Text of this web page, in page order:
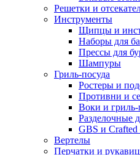
Решетки и
Инструменты
Щипцы и
Наборы для
Прессы для
Шампуры
Гриль-посуда
Ростеры и
Противни и
Воки и гриль-
Разделочные
GBS и
Вертелы
Перчатки и